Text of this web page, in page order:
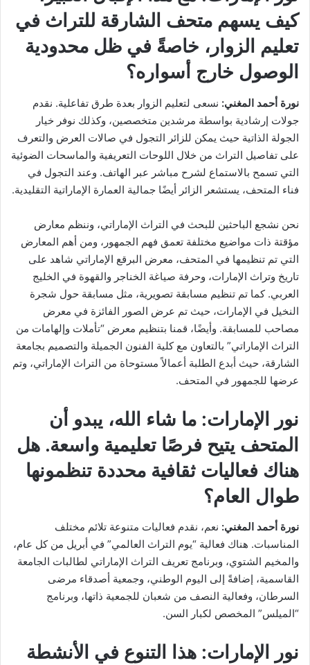
كيف يسهم متحف الشارقة للتراث في
تعليم الزوار، خاصةً في ظل محدودية
الوصول خارج أسواره؟
نورة أحمد المغني: نسعى لتعليم الزوار بعدة طرق تفاعلية. نقدم
جولات إرشادية بواسطة مرشدين متخصصين، وكذلك نوفر خيار
الجولة الذاتية حيث يمكن للزائر التجول في صالات العرض والتعرف
على تفاصيل التراث من خلال اللوحات التعريفية والماسحات الضوئية
التي تسمح بالاستماع لشرح مباشر عبر الهاتف. وعند التجول في
فناء المتحف، يستشعر الزائر أيضًا جمالية العمارة الإماراتية التقليدية.
نحن نشجع الباحثين للبحث في التراث الإماراتي، وننظم معارض
مؤقتة ذات مواضيع مختلفة تعمق فهم الجمهور، ومن أهم المعارض
التي تم تنظيمها في المتحف، معرض البرقع الإماراتي شاهد على
تاريخ وتراث الإمارات، وحرفة صياغة الخناجر والقهوة في الخليج
العربي. كما تم تنظيم مسابقة تصويرية، مثل مسابقة حول شجرة
النخيل في الإمارات، حيث تم عرض الصور الفائزة في معرض
مصاحب للمسابقة. وأيضًا، قمنا بتنظيم معرض “تأملات وإلهامات من
التراث الإماراتي” بالتعاون مع كلية الفنون الجميلة والتصميم بجامعة
الشارقة، حيث أبدع الطلبة أعمالاً مستوحاة من التراث الإماراتي، وتم
عرضها للجمهور في المتحف.
نور الإمارات: ما شاء الله، يبدو أن
المتحف يتيح فرصًا تعليمية واسعة. هل
هناك فعاليات ثقافية محددة تنظمونها
طوال العام؟
نورة أحمد المغني: نعم، نقدم فعاليات متنوعة تلائم مختلف
المناسبات. هناك فعالية “يوم التراث العالمي” في أبريل من كل عام،
والمخيم الشتوي، وبرنامج تعريف التراث الإماراتي لطالبات الجامعة
القاسمية، إضافةً إلى اليوم الوطني، وجمعية أصدقاء مرضى
السرطان، وفعالية النصف من شعبان للجمعية ذاتها، وبرنامج
“الميلس” المخصص لكبار السن.
نور الإمارات: هذا التنوع في الأنشطة